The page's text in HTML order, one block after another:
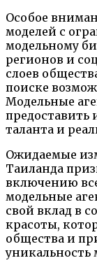
Особое
моделей с
модельному
регионов и
слоев
поиске
Модельные
предоставить
таланта и
Ожидаемые
Таиланда
включению
модельные
свой вклад в
красоты,
общества и